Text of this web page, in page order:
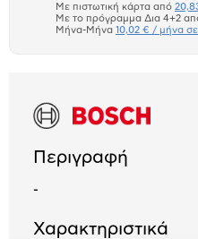
Αριθμός δόσεων
Με πιστωτική κάρτα από
Με το πρόγραμμα Δια 4+2
Μήνα-Μήνα 10,02 € / μήνα σε
Περιγραφή
-
Χαρακτηριστικά